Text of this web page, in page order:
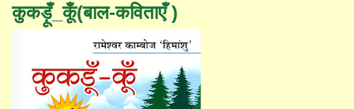
कुकड़ूँ_कूँ(बाल-कविताएँ )